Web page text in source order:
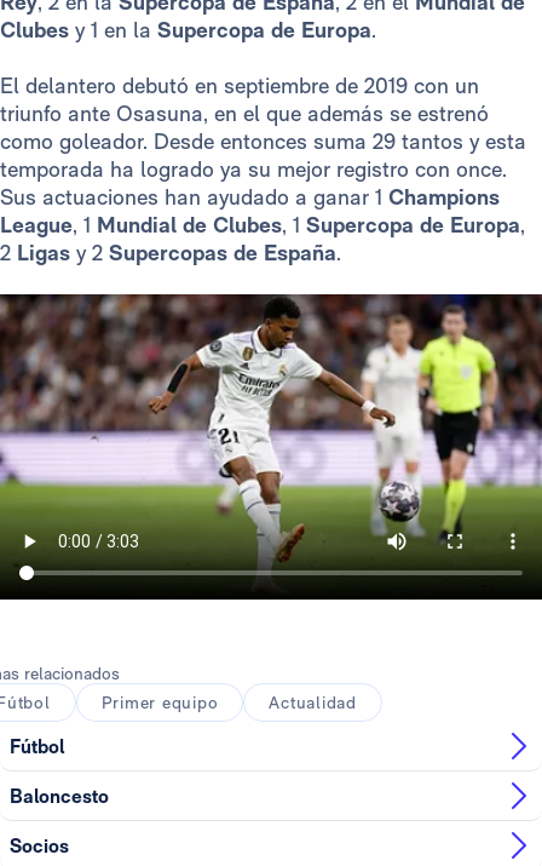
Clubes y 1 en la Supercopa de Europa.
El delantero debutó en septiembre de 2019 con un
triunfo ante Osasuna, en el que además se estrenó
como goleador. Desde entonces suma 29 tantos y esta
temporada ha logrado ya su mejor registro con once.
Sus actuaciones han ayudado a ganar 1 Champions
League, 1 Mundial de Clubes, 1 Supercopa de Europa,
2 Ligas y 2 Supercopas de España.
relacionados
Primer equipo Actualidad
Fútbol
Baloncesto
Socios